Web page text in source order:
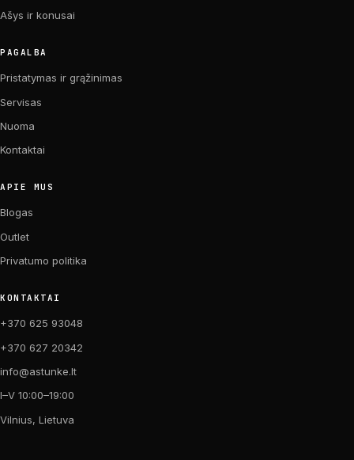
Ašys ir konusai
PAGALBA
Pristatymas ir grąžinimas
Servisas
Nuoma
Kontaktai
APIE MUS
Blogas
Outlet
Privatumo politika
KONTAKTAI
+370 625 93048
+370 627 20342
info@astunke.lt
I–V 10:00–19:00
Vilnius, Lietuva